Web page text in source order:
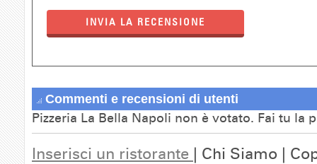
INVIA LA RECENSIONE
Commenti e recensioni di utenti
Pizzeria La Bella Napoli non è votato. Fai tu la
Inserisci un ristorante | Chi Siamo |